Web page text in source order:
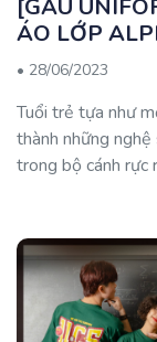
[GẤU
ÁO LỚP
• 28/06/2023
Tuổi trẻ tựa như
thành những
trong bộ cánh rực